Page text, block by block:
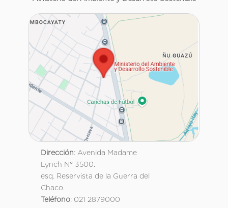
Dirección: Avenida Madame
Lynch N° 3500.
esq. Reservista de la Guerra del
Chaco.
Teléfono: 021 2879000